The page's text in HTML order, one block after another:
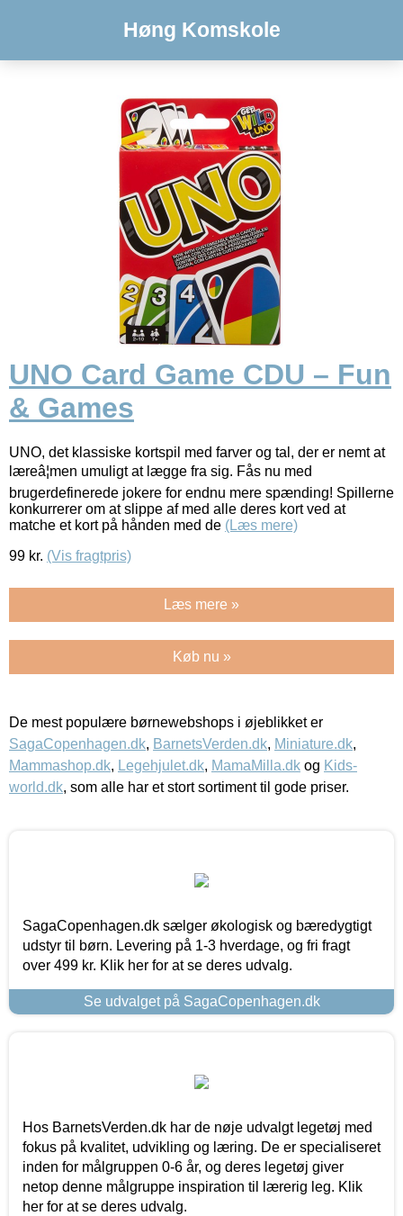
Høng Komskole
UNO Card Game CDU – Fun
& Games
UNO, det klassiske kortspil med farver og tal, der er nemt at
læreâ¦men umuligt at lægge fra sig. Fås nu med
brugerdefinerede jokere for endnu mere spænding! Spillerne
konkurrerer om at slippe af med alle deres kort ved at
matche et kort på hånden med de (Læs mere)
99 kr. (Vis fragtpris)
Læs mere »
Køb nu »
De mest populære børnewebshops i øjeblikket er
SagaCopenhagen.dk, BarnetsVerden.dk, Miniature.dk,
Mammashop.dk, Legehjulet.dk, MamaMilla.dk og Kids-
world.dk, som alle har et stort sortiment til gode priser.
SagaCopenhagen.dk sælger økologisk og bæredygtigt
udstyr til børn. Levering på 1-3 hverdage, og fri fragt
over 499 kr. Klik her for at se deres udvalg.
Se udvalget på SagaCopenhagen.dk
Hos BarnetsVerden.dk har de nøje udvalgt legetøj med
fokus på kvalitet, udvikling og læring. De er specialiseret
inden for målgruppen 0-6 år, og deres legetøj giver
netop denne målgruppe inspiration til lærerig leg. Klik
her for at se deres udvalg.